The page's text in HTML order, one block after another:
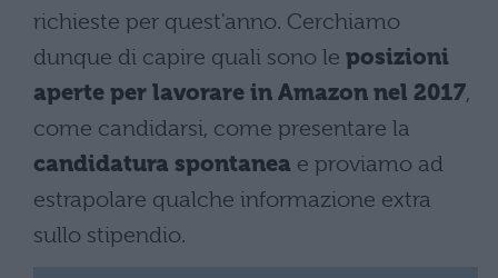
richieste per quest'anno. Cerchiamo
dunque di capire quali sono le posizioni
aperte per lavorare in Amazon nel 2017,
come candidarsi, come presentare la
candidatura spontanea e proviamo ad
estrapolare qualche informazione extra
sullo stipendio.